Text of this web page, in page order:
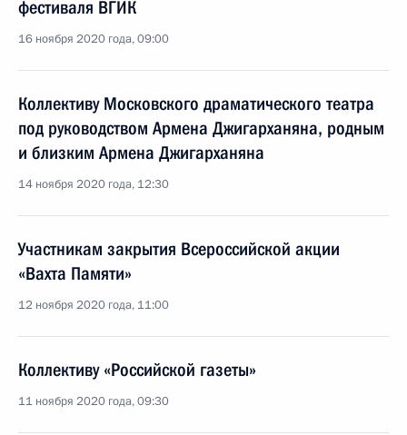
фестиваля ВГИК
16 ноября 2020 года, 09:00
Коллективу Московского драматического театра
под руководством Армена Джигарханяна, родным
и близким Армена Джигарханяна
14 ноября 2020 года, 12:30
Участникам закрытия Всероссийской акции
«Вахта Памяти»
12 ноября 2020 года, 11:00
Коллективу «Российской газеты»
11 ноября 2020 года, 09:30